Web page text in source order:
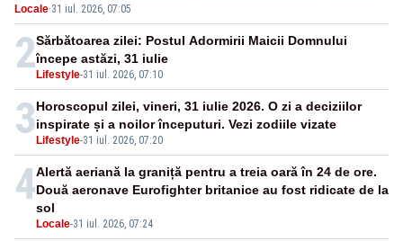
VIDEO
Locale·31 iul. 2026, 07:05
2 Lifestyle-31 iul. 2026, 07:10
Sărbătoarea zilei: Postul Adormirii Maicii Domnului
începe astăzi, 31 iulie
3 Lifestyle-31 iul. 2026, 07:20
Horoscopul zilei, vineri, 31 iulie 2026. O zi a deciziilor
inspirate și a noilor începuturi. Vezi zodiile vizate
4
Locale-31 iul. 2026, 07:24
Alertă aeriană la graniță pentru a treia oară în 24 de ore.
Două aeronave Eurofighter britanice au fost ridicate de la
sol